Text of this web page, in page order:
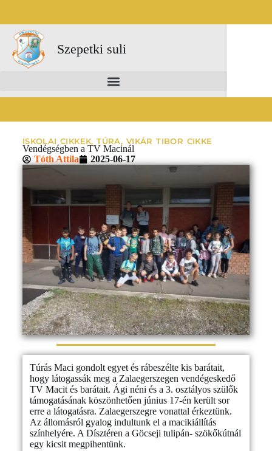
Szepetki suli
ISKOLAI CIKKEK,TÚRA, VIKÁR TIBOR CIKKE
Vendégségben a TV Macinál
Tóth Attila
2025-06-17
Túrás Maci gondolt egyet és rábeszélte kis barátait,
hogy látogassák meg a Zalaegerszegen vendégeskedő
TV Macit és barátait. Ági néni és a 3. osztályos szülők
támogatásának köszönhetően június 17-én került sor
erre a látogatásra. Zalaegerszegre vonattal érkeztünk.
Az állomásról gyalog indultunk el a macikiállítás
színhelyére. A Dísztéren a Göcseji tulipán- szökőkútnál
egy kicsit megpihentünk.